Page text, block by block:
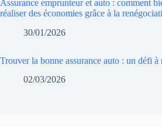
Assurance emprunteur et auto : comment
réaliser des économies grâce à la
30/01/2026
Trouver la bonne assurance auto : un défi
02/03/2026